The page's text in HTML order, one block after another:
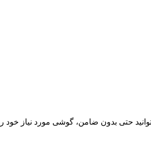
حتی بدون ضامن، گوشی مورد نیاز خود